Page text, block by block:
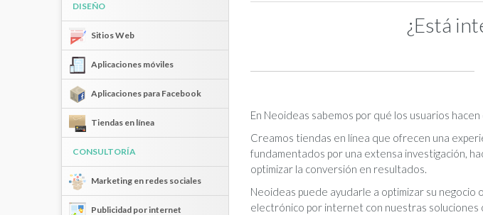
¿Está
En Neoideas sabemos por qué los usuarios
Creamos tiendas en línea que ofrecen una
fundamentados por una extensa investigación,
optimizar la conversión en resultados.
Neoideas puede ayudarle a optimizar su
electrónico por internet con nuestras
DISEÑO
Sitios Web
Aplicaciones móviles
Aplicaciones para Facebook
Tiendas en línea
CONSULTORÍA
Marketing en redes sociales
Publicidad por internet